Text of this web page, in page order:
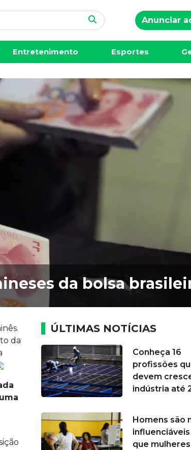
Anunciar
Entretenimento Esportes
da bolsa
da
ÚLTIMAS NOTÍCIAS
Conheça 16
profissões
devem
indústria até
Homens são
que